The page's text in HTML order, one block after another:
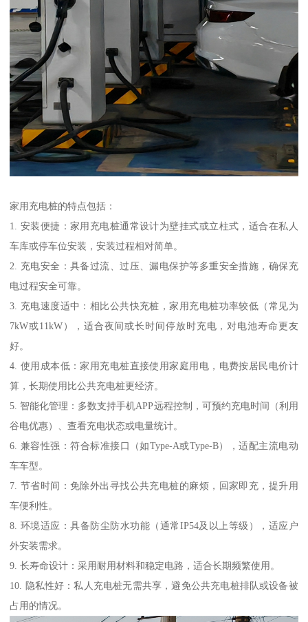
家用充电桩的特点包括：
1. 安装便捷：家用充电桩通常设计为壁挂式或立柱式，适合在私人
车库或停车位安装，安装过程相对简单。
2. 充电安全：具备过流、过压、漏电保护等多重安全措施，确保充
电过程安全可靠。
3. 充电速度适中：相比公共快充桩，家用充电桩功率较低（常见为
7kW或11kW），适合夜间或长时间停放时充电，对电池寿命更友
好。
4. 使用成本低：家用充电桩直接使用家庭用电，电费按居民电价计
算，长期使用比公共充电桩更经济。
5. 智能化管理：多数支持手机APP远程控制，可预约充电时间（利用
谷电优惠）、查看充电状态或电量统计。
6. 兼容性强：符合标准接口（如Type-A或Type-B），适配主流电动
车车型。
7. 节省时间：免除外出寻找公共充电桩的麻烦，回家即充，提升用
车便利性。
8. 环境适应：具备防尘防水功能（通常IP54及以上等级），适应户
外安装需求。
9. 长寿命设计：采用耐用材料和稳定电路，适合长期频繁使用。
10. 隐私性好：私人充电桩无需共享，避免公共充电桩排队或设备被
占用的情况。